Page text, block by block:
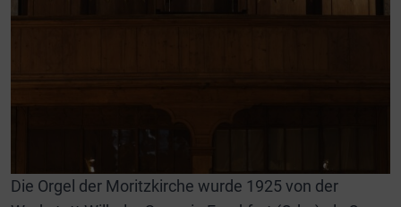
Die Orgel der Moritzkirche wurde 1925 von der